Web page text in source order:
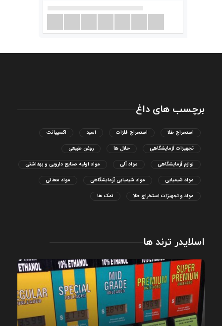
برچسب های داغ
استخراج طلا استخراج فلزات اسید اکسپیانت
تجهیزات آزمایشگاهی حلال ها روغن طبیعی
لوازم آزمایشگاهی مواد آلی مواد اولیه صنایع دارویی و بهداشتی
مواد شیمیایی مواد شیمیایی آزمایشگاهی مواد معدنی
مواد و تجهیزات استخراج طلا نمک ها
اسلایدر ترند ها